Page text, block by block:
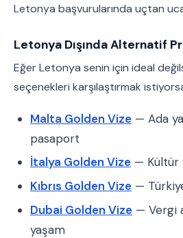
Letonya başvurularında uçtan
Letonya Dışında Alternatif
Eğer Letonya senin için ideal
seçenekleri karşılaştırmak
Malta Golden Vize — Ada
pasaport
İtalya Golden Vize — Kültür
Kıbrıs Golden Vize —
Dubai Golden Vize — Vergi
yaşam